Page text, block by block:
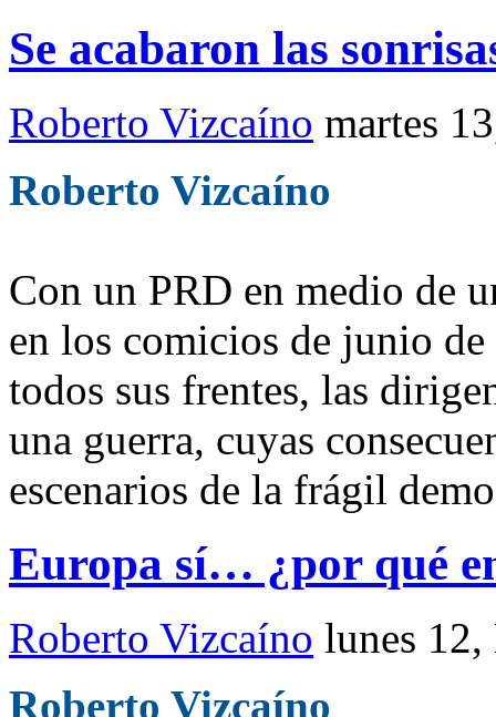
Se acabaron las
Roberto Vizcaíno martes
Roberto Vizcaíno
Con un PRD en medio de
en los comicios de junio de
todos sus frentes, las
una guerra, cuyas
escenarios de la frágil
Europa sí… ¿por qué
Roberto Vizcaíno lunes 12,
Roberto Vizcaíno